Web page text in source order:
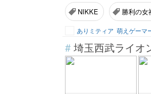
NIKKE 勝利の女
ありミティア 萌えゲーマ
# 埼玉西武ライオ